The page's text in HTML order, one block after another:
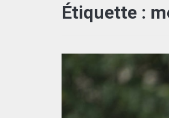
Étiquette :